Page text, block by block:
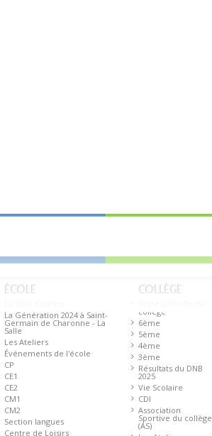
ÉCOLE
La Génération 2024 à Saint-
Germain de Charonne - La
Salle
Les Ateliers
Événements de l'école
CP
CE1
CE2
CM1
CM2
Section langues
Centre de Loisirs
COLLÈGE
collège
6ème
5ème
4ème
3ème
Résultats du DNB
2025
Vie Scolaire
CDI
Association
Sportive du collège
(AS)